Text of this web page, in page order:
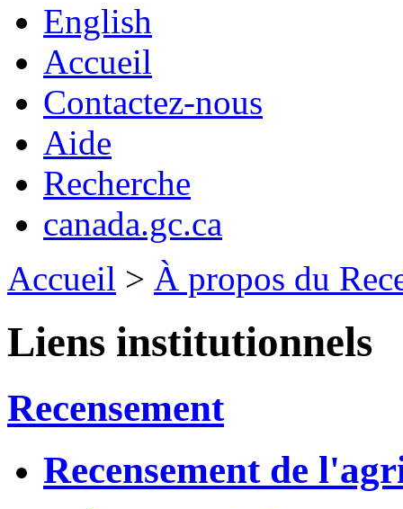
English
Accueil
Contactez-nous
Aide
Recherche
canada.gc.ca
Accueil > À propos du
Liens institutionnels
Recensement
Recensement de